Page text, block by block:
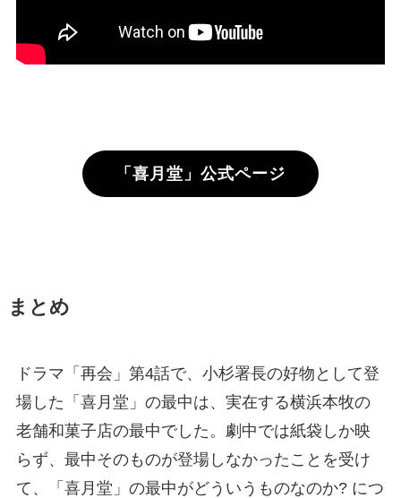
「喜月堂」公式ページ
まとめ
ドラマ「再会」第4話で、小杉署長の好物として登
場した「喜月堂」の最中は、実在する横浜本牧の
老舗和菓子店の最中でした。劇中では紙袋しか映
らず、最中そのものが登場しなかったことを受け
て、「喜月堂」の最中がどういうものなのか? につ